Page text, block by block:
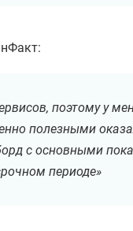
поэтому у
полезными
с основными
периоде»